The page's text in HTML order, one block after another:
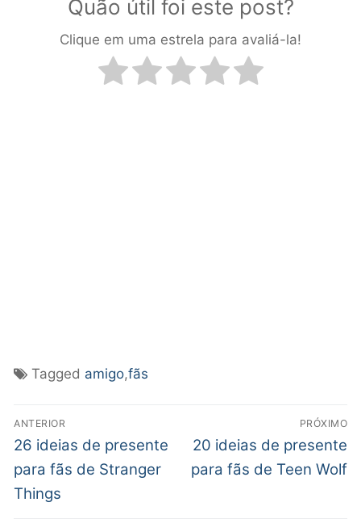
Quão útil foi este post?
Clique em uma estrela para avaliá-la!
Tagged amigo,fãs
ANTERIOR
26 ideias de presente
para fãs de Stranger
Things
PRÓXIMO
20 ideias de presente
para fãs de Teen Wolf